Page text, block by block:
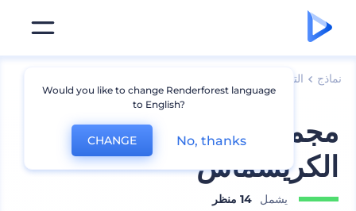
نماذج التعبئة
مجموعة نموذج تغليف
الكريسماس
يشمل
14 منظر
Would you like to change Renderforest language
to English?
CHANGE No, thanks